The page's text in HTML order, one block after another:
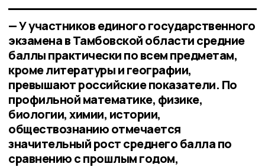
— У участников единого государственного
экзамена в Тамбовской области средние
баллы практически по всем предметам,
кроме литературы и географии,
превышают российские показатели. По
профильной математике, физике,
биологии, химии, истории,
обществознанию отмечается
значительный рост среднего балла по
сравнению с прошлым годом,